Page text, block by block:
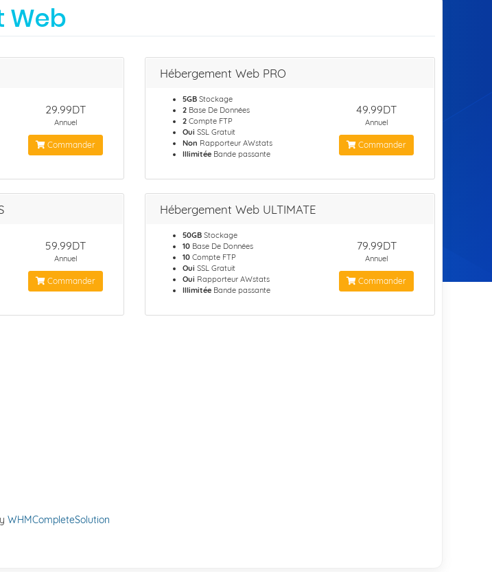
Web
29.99DT
Annuel
Commander
Hébergement Web PRO
5GB Stockage
2 Base De Données
2 Compte FTP
Oui SSL Gratuit
Non Rapporteur AWstats
Illimitée Bande passante
49.99DT
Annuel
Commander
59.99DT
Annuel
Commander
Hébergement Web ULTIMATE
50GB Stockage
10 Base De Données
10 Compte FTP
Oui SSL Gratuit
Oui Rapporteur AWstats
Illimitée Bande passante
79.99DT
Annuel
Commander
WHMCompleteSolution